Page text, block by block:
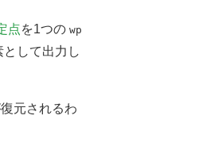
点を1つの wp
として出力し
元されるわ